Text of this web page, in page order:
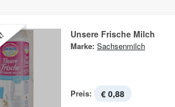
Unsere Frische Milch
Marke: Sachsenmilch
Preis: € 0,88